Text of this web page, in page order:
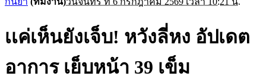
เเค่เห็นยังเจ็บ! หวังลี่หง อัปเดต
อาการ เย็บหน้า 39 เข็ม